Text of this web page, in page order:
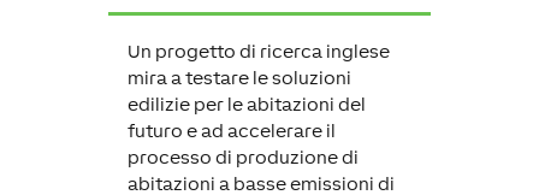
Un progetto di ricerca inglese
mira a testare le soluzioni
edilizie per le abitazioni del
futuro e ad accelerare il
processo di produzione di
abitazioni a basse emissioni di